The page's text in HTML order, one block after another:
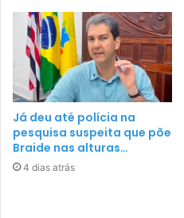
Já deu até polícia na
pesquisa suspeita que põe
Braide nas alturas…
4 dias atrás